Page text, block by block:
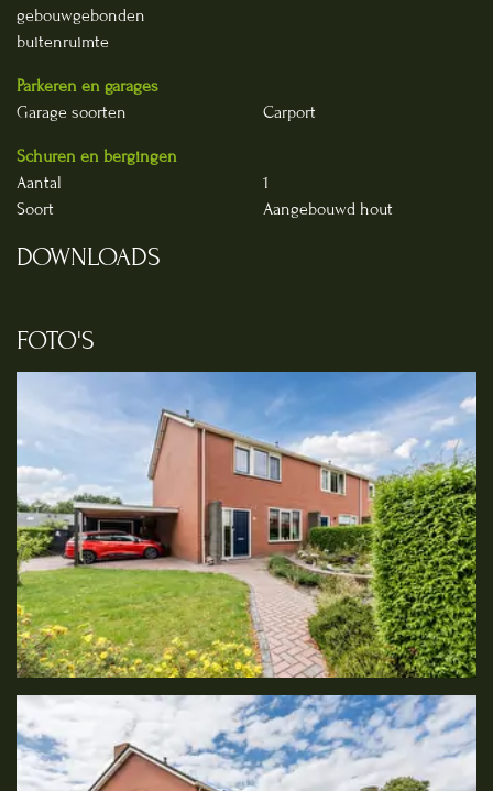
gebouwgebonden
buitenruimte
Parkeren en garages
Garage soorten
Carport
Schuren en bergingen
Aantal
1
Soort
Aangebouwd hout
DOWNLOADS
FOTO'S